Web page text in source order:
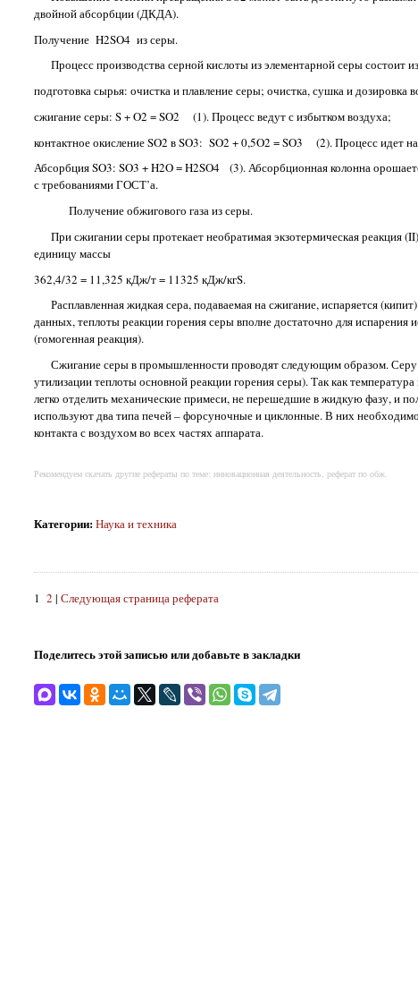
двойной абсорбции (ДКДА).
Получение H2SO4 из серы.
Процесс производства серной кислоты из элементарной серы состоит
подготовка сырья: очистка и плавление серы; очистка, сушка и дозировка
сжигание серы: S + O2 = SO2 (1). Процесс ведут с избытком воздуха;
контактное окисление SO2 в SO3: SO2 + 0,5O2 = SO3 (2). Процесс идет
Абсорбция SO3: SO3 + H2O = H2SO4 (3). Абсорбционная колонна
с требованиями ГОСТ’а.
Получение обжигового газа из серы.
При сжигании серы протекает необратимая экзотермическая реакция
единицу массы
362,4/32 = 11,325 кДж/т = 11325 кДж/кгS.
Расплавленная жидкая сера, подаваемая на сжигание, испаряется
данных, теплоты реакции горения серы вполне достаточно для испарения
(гомогенная реакция).
Сжигание серы в промышленности проводят следующим образом. Серу
утилизации теплоты основной реакции горения серы). Так как
легко отделить механические примеси, не перешедшие в жидкую фазу, и
используют два типа печей – форсуночные и циклонные. В них
контакта с воздухом во всех частях аппарата.
Рекомендуем скачать другие рефераты по теме: инновационная деятельность, реферат по обж.
Категории:Наука и техника
1 2 | Следующая страница реферата
Поделитесь этой записью или добавьте в закладки